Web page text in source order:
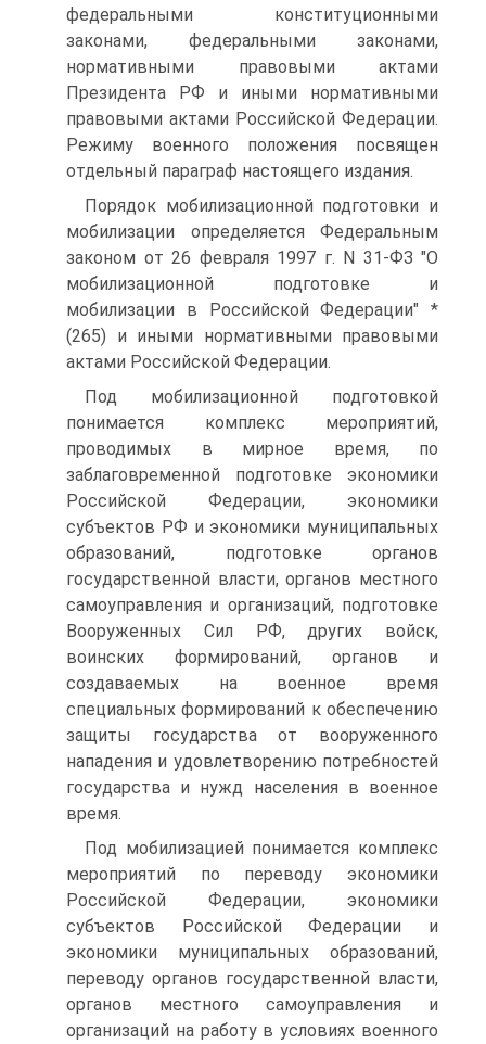
федеральными конституционными
законами, федеральными законами,
нормативными правовыми актами
Президента РФ и иными нормативными
правовыми актами Российской Федерации.
Режиму военного положения посвящен
отдельный параграф настоящего издания.
Порядок мобилизационной подготовки и
мобилизации определяется Федеральным
законом от 26 февраля 1997 г. N 31-ФЗ "О
мобилизационной подготовке и
мобилизации в Российской Федерации" *
(265) и иными нормативными правовыми
актами Российской Федерации.
Под мобилизационной подготовкой
понимается комплекс мероприятий,
проводимых в мирное время, по
заблаговременной подготовке экономики
Российской Федерации, экономики
субъектов РФ и экономики муниципальных
образований, подготовке органов
государственной власти, органов местного
самоуправления и организаций, подготовке
Вооруженных Сил РФ, других войск,
воинских формирований, органов и
создаваемых на военное время
специальных формирований к обеспечению
защиты государства от вооруженного
нападения и удовлетворению потребностей
государства и нужд населения в военное
время.
Под мобилизацией понимается комплекс
мероприятий по переводу экономики
Российской Федерации, экономики
субъектов Российской Федерации и
экономики муниципальных образований,
переводу органов государственной власти,
органов местного самоуправления и
организаций на работу в условиях военного